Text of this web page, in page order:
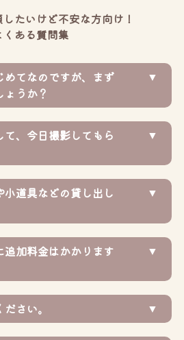
たいけど不安な方向け！
くある質問集
めてなのですが、まず
うか？
、今日撮影してもら
道具などの貸し出し
追加料金はかかります
さい。